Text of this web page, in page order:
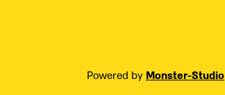
Powered by Monster-Studio